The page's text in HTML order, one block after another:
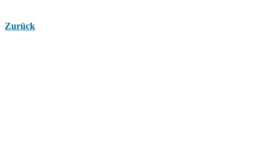
Zurück